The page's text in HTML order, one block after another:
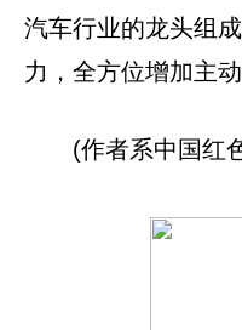
汽车行业的龙头组
力，全方位增加主动
(作者系中国红